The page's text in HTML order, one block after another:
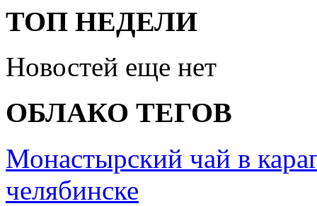
ТОП НЕДЕЛИ
Новостей еще нет
ОБЛАКО ТЕГОВ
Монастырский чай в
челябинске